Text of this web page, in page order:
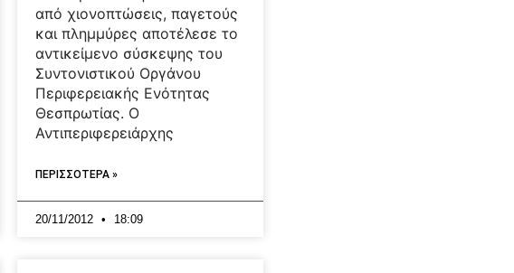
από χιονοπτώσεις, παγετούς
και πλημμύρες αποτέλεσε το
αντικείμενο σύσκεψης του
Συντονιστικού Οργάνου
Περιφερειακής Ενότητας
Θεσπρωτίας. Ο
Αντιπεριφερειάρχης
ΠΕΡΙΣΣΟΤΕΡΑ »
20/11/2012 18:09